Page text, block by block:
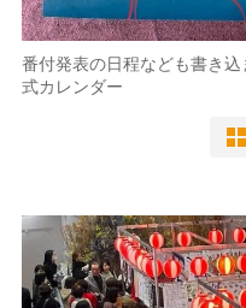
番付発表の日程なども書き
式カレンダー